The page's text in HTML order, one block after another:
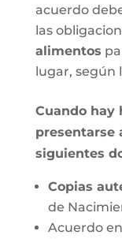
acuerdo
las
alimentos
lugar, según
Cuando hay
presentarse
siguientes
Copias
de
Acuerdo